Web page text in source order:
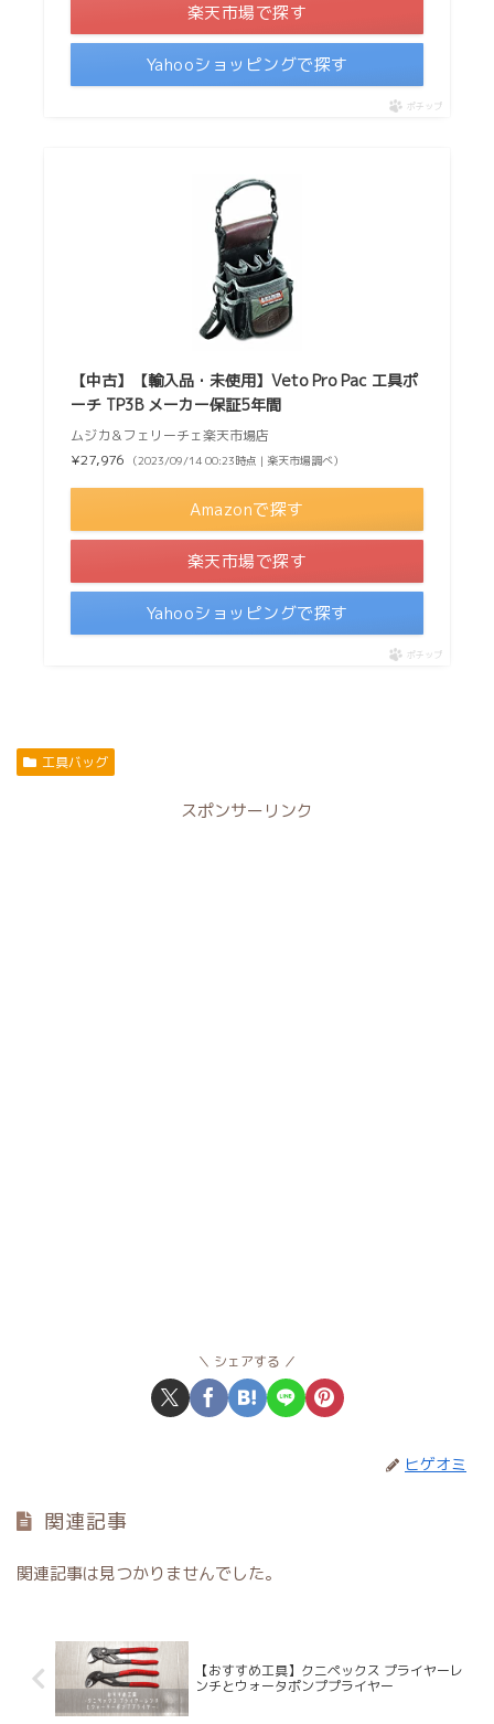
楽天市場で探す
Yahooショッピングで探す
ポチップ
【中古】【輸入品・未使用】Veto Pro Pac 工具ポ
ーチ TP3B メーカー保証5年間
ムジカ＆フェリーチェ楽天市場店
¥27,976
（2023/09/14 00:23時点 | 楽天市場調べ）
Amazonで探す
楽天市場で探す
Yahooショッピングで探す
ポチップ
工具バッグ
スポンサーリンク
シェアする
ヒゲオミ
関連記事
関連記事は見つかりませんでした。
【おすすめ工具】クニペックス プライヤーレ
ンチとウォータポンププライヤー